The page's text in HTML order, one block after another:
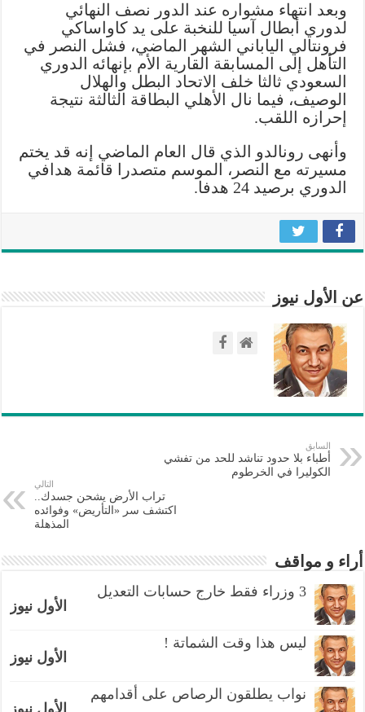
وبعد انتهاء مشواره عند الدور نصف النهائي
لدوري أبطال آسيا للنخبة على يد كاواساكي
فرونتالي الياباني الشهر الماضي، فشل النصر في
التأهل إلى المسابقة القارية الأم بإنهائه الدوري
السعودي ثالثا خلف الاتحاد البطل والهلال
الوصيف، فيما نال الأهلي البطاقة الثالثة نتيجة
إحرازه اللقب.
وأنهى رونالدو الذي قال العام الماضي إنه قد يختم
مسيرته مع النصر، الموسم متصدرا قائمة هدافي
الدوري برصيد 24 هدفا.
عن الأول نيوز
السابق
أطباء بلا حدود تناشد للحد من تفشي
الكوليرا في الخرطوم
التالي
تراب الأرض يشحن جسدك..
اكتشف سر «التأريض» وفوائده
المذهلة
أراء و مواقف
3 وزراء فقط خارج حسابات التعديل
الأول نيوز
ليس هذا وقت الشماتة !
الأول نيوز
نواب يطلقون الرصاص على أقدامهم
الأول نيوز